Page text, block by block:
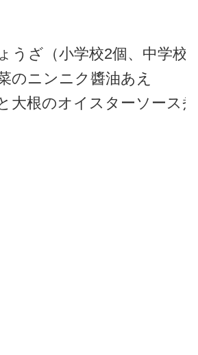
うざ（小学校2個、中学校
のニンニク醬油あえ
大根のオイスターソース煮